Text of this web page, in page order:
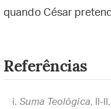
quando César
Referências
Suma Teológica, II-